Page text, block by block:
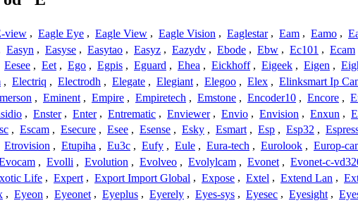
view , Eagle Eye , Eagle View , Eagle Vision , Eaglestar , Eam , Eamo ,
Easyn , Easyse , Easytao , Easyz , Eazydv , Ebode , Ebw , Ec101 , Ecam
Eesee , Eet , Ego , Egpis , Eguard , Ehea , Eickhoff , Eigeek , Eigen ,
, Electriq , Electrodh , Elegate , Elegiant , Elegoo , Elex , Elinksmart Ip
, Eminent , Empire , Empiretech , Emstone , Encoder10 , Encore ,
, Enster , Enter , Entrematic , Enviewer , Envio , Envision , Enxun ,
, Escam , Esecure , Esee , Esense , Esky , Esmart , Esp , Esp32 ,
Etrovision , Etupiha , Eu3c , Eufy , Eule , Eura-tech , Eurolook , Europ-
, Evolli , Evolution , Evolveo , Evolylcam , Evonet , Evonet-c-
Life , Expert , Export Import Global , Expose , Extel , Extend Lan ,
, Eyeon , Eyeonet , Eyeplus , Eyerely , Eyes-sys , Eyesec , Eyesight ,